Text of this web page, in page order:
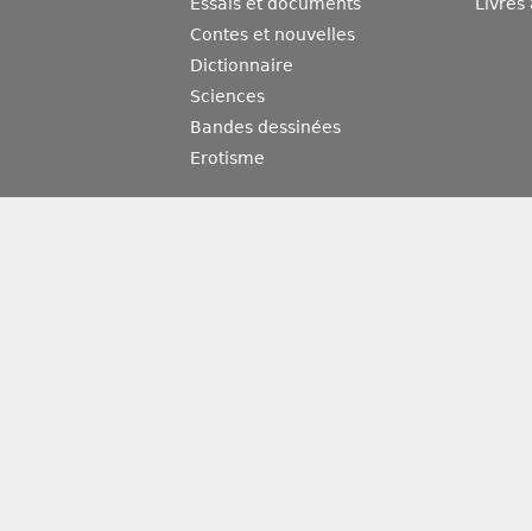
Essais et documents
Contes et nouvelles
Dictionnaire
Sciences
Bandes dessinées
Erotisme
Livres